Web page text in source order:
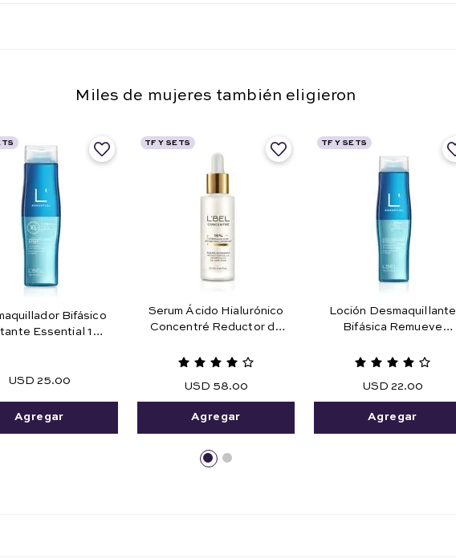
Miles de mujeres también eligieron
Bifásico
Essential 180
USD 25.00
Agregar
TF Y SETS
Serum Ácido Hialurónico
Concentré Reductor de
USD 58.00
Agregar
TF Y SETS
Loción Desmaquillante
Bifásica Remueve
Agua 125 ml
USD 22.00
Agregar